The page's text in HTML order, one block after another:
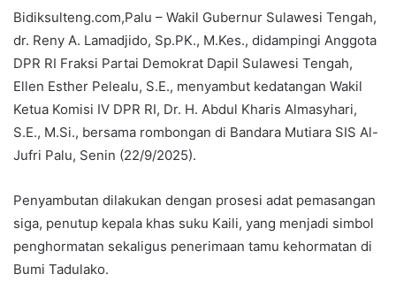
Bidiksulteng.com,Palu – Wakil Gubernur Sulawesi Tengah,
dr. Reny A. Lamadjido, Sp.PK., M.Kes., didampingi Anggota
DPR RI Fraksi Partai Demokrat Dapil Sulawesi Tengah,
Ellen Esther Pelealu, S.E., menyambut kedatangan Wakil
Ketua Komisi IV DPR RI, Dr. H. Abdul Kharis Almasyhari,
S.E., M.Si., bersama rombongan di Bandara Mutiara SIS Al-
Jufri Palu, Senin (22/9/2025).
Penyambutan dilakukan dengan prosesi adat pemasangan
siga, penutup kepala khas suku Kaili, yang menjadi simbol
penghormatan sekaligus penerimaan tamu kehormatan di
Bumi Tadulako.